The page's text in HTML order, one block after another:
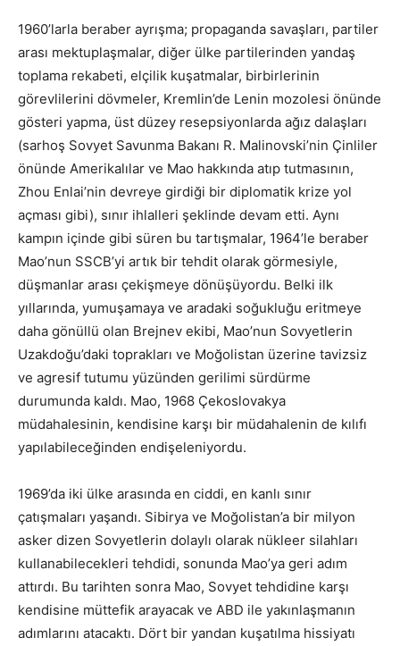
1960’larla beraber ayrışma; propaganda savaşları, partiler
arası mektuplaşmalar, diğer ülke partilerinden yandaş
toplama rekabeti, elçilik kuşatmalar, birbirlerinin
görevlilerini dövmeler, Kremlin’de Lenin mozolesi önünde
gösteri yapma, üst düzey resepsiyonlarda ağız dalaşları
(sarhoş Sovyet Savunma Bakanı R. Malinovski’nin Çinliler
önünde Amerikalılar ve Mao hakkında atıp tutmasının,
Zhou Enlai’nin devreye girdiği bir diplomatik krize yol
açması gibi), sınır ihlalleri şeklinde devam etti. Aynı
kampın içinde gibi süren bu tartışmalar, 1964’le beraber
Mao’nun SSCB’yi artık bir tehdit olarak görmesiyle,
düşmanlar arası çekişmeye dönüşüyordu. Belki ilk
yıllarında, yumuşamaya ve aradaki soğukluğu eritmeye
daha gönüllü olan Brejnev ekibi, Mao’nun Sovyetlerin
Uzakdoğu’daki toprakları ve Moğolistan üzerine tavizsiz
ve agresif tutumu yüzünden gerilimi sürdürme
durumunda kaldı. Mao, 1968 Çekoslovakya
müdahalesinin, kendisine karşı bir müdahalenin de kılıfı
yapılabileceğinden endişeleniyordu.
1969’da iki ülke arasında en ciddi, en kanlı sınır
çatışmaları yaşandı. Sibirya ve Moğolistan’a bir milyon
asker dizen Sovyetlerin dolaylı olarak nükleer silahları
kullanabilecekleri tehdidi, sonunda Mao’ya geri adım
attırdı. Bu tarihten sonra Mao, Sovyet tehdidine karşı
kendisine müttefik arayacak ve ABD ile yakınlaşmanın
adımlarını atacaktı. Dört bir yandan kuşatılma hissiyatı